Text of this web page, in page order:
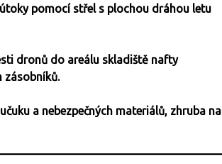
pomocí střel s plochou dráhou letu
dronů do areálu skladiště nafty
zásobníků.
a nebezpečných materiálů, zhruba na